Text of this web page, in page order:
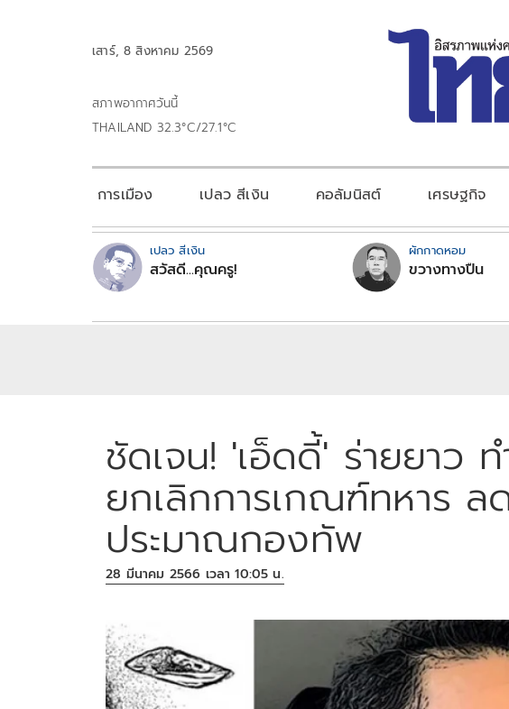
เสาร์, 8 สิงหาคม 2569
สภาพอากาศวันนี้
THAILAND 32.3°C/27.1°C
การเมือง เปลว สีเงิน คอลัมนิสต์ เศรษฐกิจ
เปลว สีเงิน
สวัสดี...คุณครู!
ผักกาดหอม
ขวางทางปืน
ชัดเจน! 'เอ็ดดี้' ร่ายยาว ท
ยกเลิกการเกณฑ์ทหาร
ประมาณกองทัพ
28 มีนาคม 2566 เวลา 10:05 น.